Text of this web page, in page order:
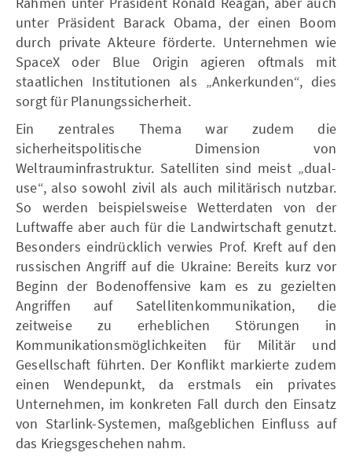
unter Präsident Barack Obama, der einen Boom
durch private Akteure förderte. Unternehmen wie
SpaceX oder Blue Origin agieren oftmals mit
staatlichen Institutionen als „Ankerkunden“, dies
sorgt für Planungssicherheit.
Ein zentrales Thema war zudem die
sicherheitspolitische Dimension von
Weltrauminfrastruktur. Satelliten sind meist „dual-
use“, also sowohl zivil als auch militärisch nutzbar.
So werden beispielsweise Wetterdaten von der
Luftwaffe aber auch für die Landwirtschaft genutzt.
Besonders eindrücklich verwies Prof. Kreft auf den
russischen Angriff auf die Ukraine: Bereits kurz vor
Beginn der Bodenoffensive kam es zu gezielten
Angriffen auf Satellitenkommunikation, die
zeitweise zu erheblichen Störungen in
Kommunikationsmöglichkeiten für Militär und
Gesellschaft führten. Der Konflikt markierte zudem
einen Wendepunkt, da erstmals ein privates
Unternehmen, im konkreten Fall durch den Einsatz
von Starlink-Systemen, maßgeblichen Einfluss auf
das Kriegsgeschehen nahm.